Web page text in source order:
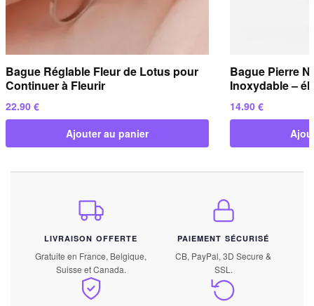
Bague Réglable Fleur de Lotus pour
Continuer à Fleurir
22.90 €
Ajouter au panier
Bague Pierre
Inoxydable –
14.90 €
LIVRAISON OFFERTE
Gratuite en France, Belgique,
Suisse et Canada.
PAIEMENT SÉCURISÉ
CB, PayPal, 3D Secure &
SSL.